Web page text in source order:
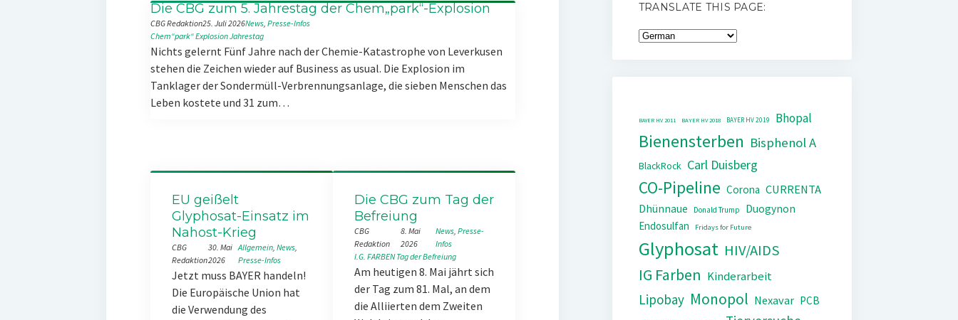
Die CBG zum 5. Jahrestag der Chem„park“-Explosion
CBG Redaktion25. Juli 2026News, Presse-Infos
Chem“park“ExplosionJahrestag
Nichts gelernt Fünf Jahre nach der Chemie-Katastrophe von Leverkusen
stehen die Zeichen wieder auf Business as usual. Die Explosion im
Tanklager der Sondermüll-Verbrennungsanlage, die sieben Menschen das
Leben kostete und 31 zum…
EU geißelt
Glyphosat-Einsatz im
Nahost-Krieg
CBG
Redaktion
30. Mai
2026
Allgemein, News
Presse-Infos
Jetzt muss BAYER handeln!
Die Europäische Union hat
die Verwendung des
Die CBG zum Tag der
Befreiung
CBG
Redaktion
8. Mai
2026
News, Presse-
Infos
I.G. FARBEN Tag der Befreiung
Am heutigen 8. Mai jährt sich
der Tag zum 81. Mal, an dem
die Alliierten dem Zweiten
TRANSLATE THIS PAGE:
BAYER HV 2011 BAYER HV 2018 BAYER HV 2019 Bhopal
Bienensterben Bisphenol A
BlackRock Carl Duisberg
CO-Pipeline Corona CURRENTA
Dhünnaue Donald Trump
Duogynon
Endosulfan
Fridays for Future
Glyphosat HIV/AIDS
IG Farben Kinderarbeit
Lipobay Monopol Nexavar PCB